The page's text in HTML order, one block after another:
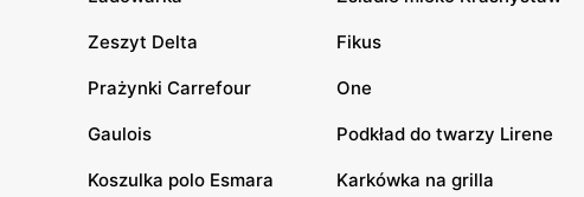
Zeszyt Delta Fikus
Prażynki Carrefour One
Gaulois Podkład do twarzy Lirene
Koszulka polo Esmara Karkówka na grilla